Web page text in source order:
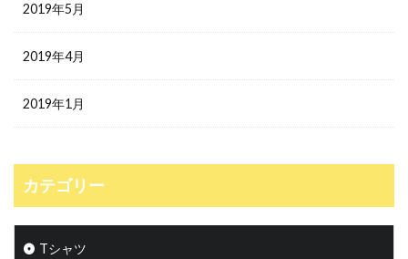
2019年5月
2019年4月
2019年1月
カテゴリー
Tシャツ